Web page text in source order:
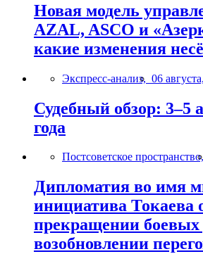
Новая модель
AZAL, ASCO и
какие изменения
Экспресс-анализ, 06
Судебный обзор: 3–5
года
Постсоветское пространство,
Дипломатия во имя
инициатива Токаева
прекращении боевых
возобновлении